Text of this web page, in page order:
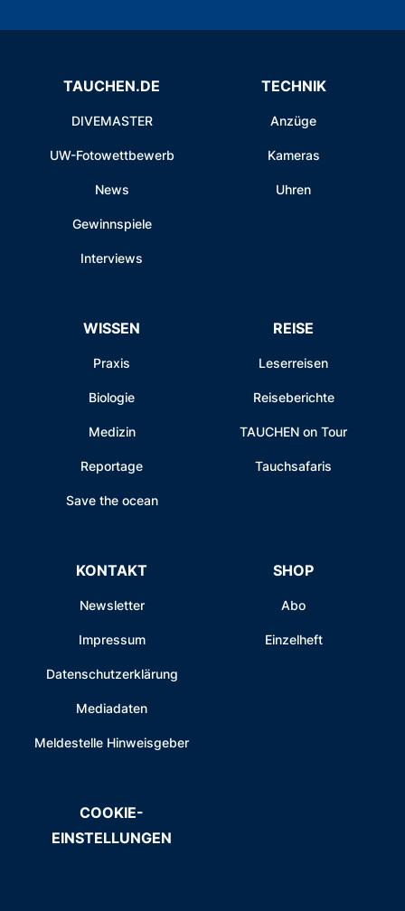
TAUCHEN.DE
DIVEMASTER
UW-Fotowettbewerb
News
Gewinnspiele
Interviews
TECHNIK
Anzüge
Kameras
Uhren
WISSEN
Praxis
Biologie
Medizin
Reportage
Save the ocean
REISE
Leserreisen
Reiseberichte
TAUCHEN on Tour
Tauchsafaris
KONTAKT
Newsletter
Impressum
Datenschutzerklärung
Mediadaten
Meldestelle Hinweisgeber
SHOP
Abo
Einzelheft
COOKIE-
EINSTELLUNGEN